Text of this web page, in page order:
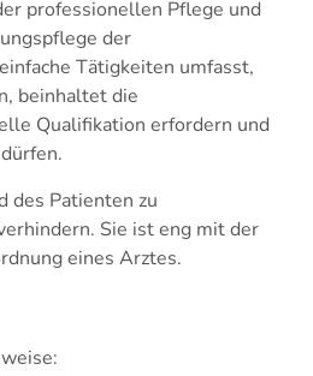
professionellen Pflege und
der
Tätigkeiten umfasst,
beinhaltet die
Qualifikation erfordern und
des Patienten zu
Sie ist eng mit der
eines Arztes.